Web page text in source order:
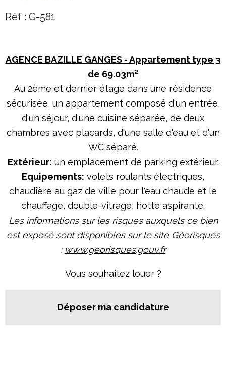
Réf : G-581
AGENCE BAZILLE GANGES - Appartement type 3
de 69.03m²
Au 2ème et dernier étage dans une résidence
sécurisée, un appartement composé d'un entrée,
d'un séjour, d'une cuisine séparée, de deux
chambres avec placards, d'une salle d'eau et d'un
WC séparé.
Extérieur: un emplacement de parking extérieur.
Equipements: volets roulants électriques,
chaudière au gaz de ville pour l'eau chaude et le
chauffage, double-vitrage, hotte aspirante.
Les informations sur les risques auxquels ce bien
est exposé sont disponibles sur le site Géorisques
: www.georisques.gouv.fr
Vous souhaitez louer ?
Déposer ma candidature